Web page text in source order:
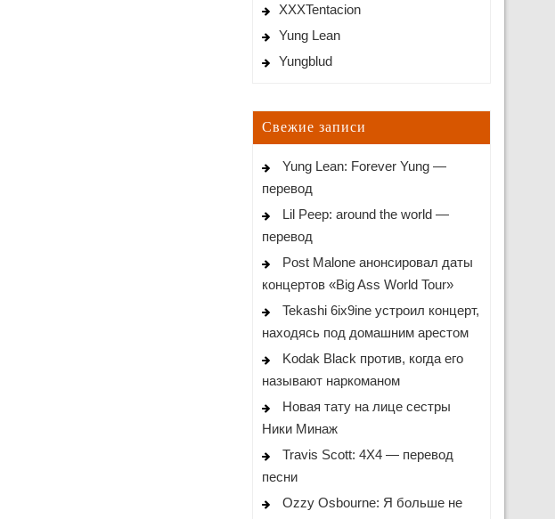
XXXTentacion
Yung Lean
Yungblud
Свежие записи
Yung Lean: Forever Yung —
перевод
Lil Peep: around the world —
перевод
Post Malone анонсировал даты
концертов «Big Ass World Tour»
Tekashi 6ix9ine устроил концерт,
находясь под домашним арестом
Kodak Black против, когда его
называют наркоманом
Новая тату на лице сестры
Ники Минаж
Travis Scott: 4X4 — перевод
песни
Ozzy Osbourne: Я больше не